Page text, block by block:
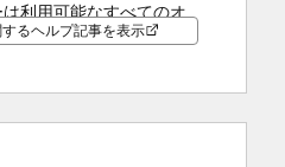
利用可能なすべてのオ
となく、適切なテンプ
ージから直接、商談、
るヘルプ記事を表示